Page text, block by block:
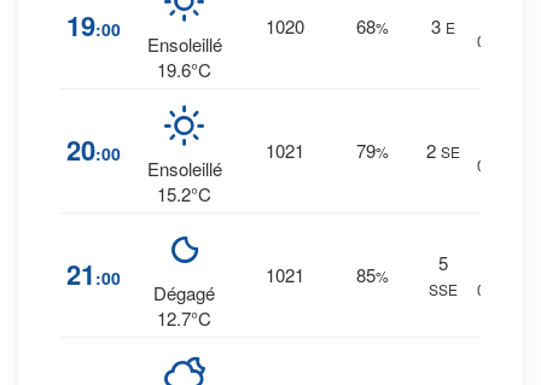
19:00
Ensoleillé
19.6°C
1020 68% 3 E
0 mm.
20:00
Ensoleillé
15.2°C
1021 79% 2 SE
0 mm.
21 :00
Dégagé
12.7°C
1021 85%
5
SSE
0 mm.